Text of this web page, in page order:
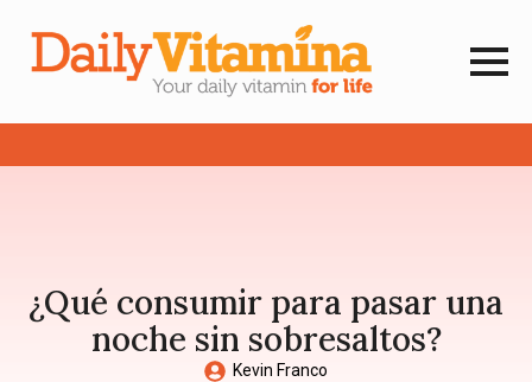
¿Qué consumir para pasar una
noche sin sobresaltos?
Kevin Franco